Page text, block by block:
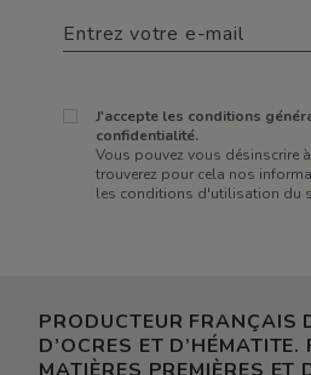
J'accepte les conditions
confidentialité.
Vous pouvez vous désinscrire
trouverez pour cela nos
les conditions d'utilisation du
PRODUCTEUR FRANÇAIS
D’OCRES ET